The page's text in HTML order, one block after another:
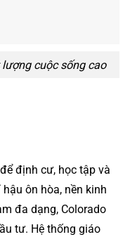
cuộc sống cao
định cư, học tập và
ôn hòa, nền kinh
đa dạng, Colorado
tư. Hệ thống giáo